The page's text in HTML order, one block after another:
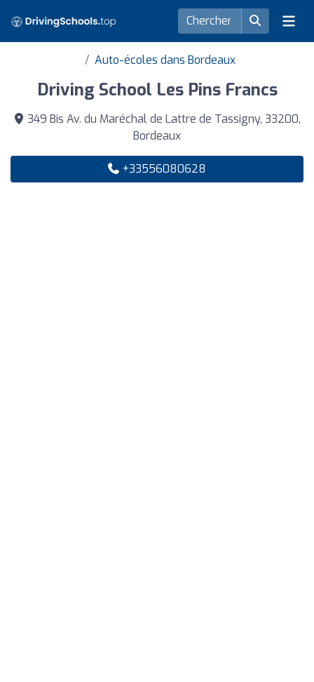
Auto-écoles dans Bordeaux
Driving School Les Pins Francs
349 Bis Av. du Maréchal de Lattre de Tassigny, 33200,
Bordeaux
+33556080628